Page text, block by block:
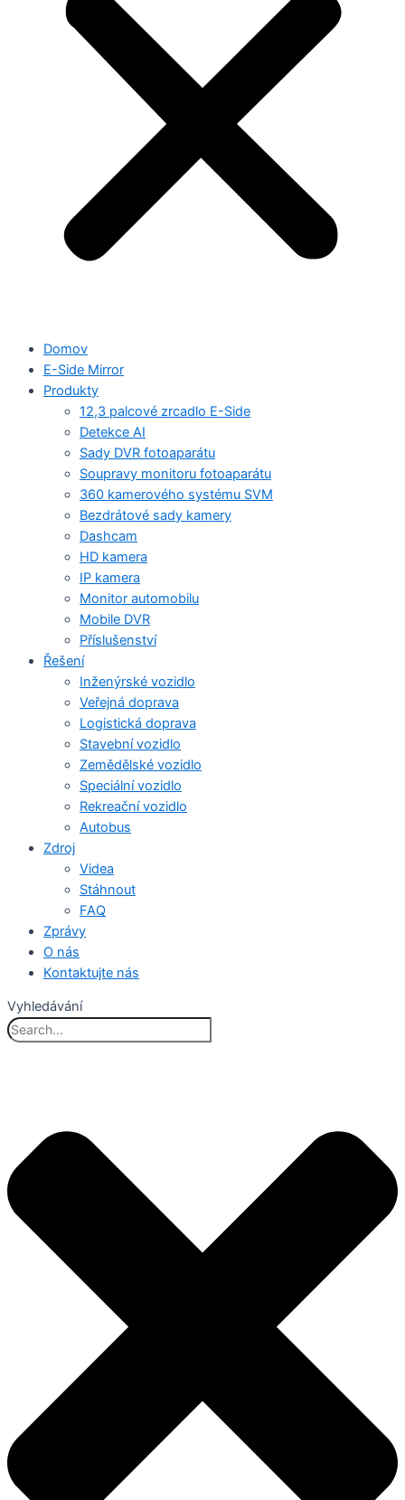
Domov
E-Side Mirror
Produkty
12,3 palcové zrcadlo E-Side
Detekce AI
Sady DVR fotoaparátu
Soupravy monitoru fotoaparátu
360 kamerového systému SVM
Bezdrátové sady kamery
Dashcam
HD kamera
IP kamera
Monitor automobilu
Mobile DVR
Příslušenství
Řešení
Inženýrské vozidlo
Veřejná doprava
Logistická doprava
Stavební vozidlo
Zemědělské vozidlo
Speciální vozidlo
Rekreační vozidlo
Autobus
Zdroj
Videa
Stáhnout
FAQ
Zprávy
O nás
Kontaktujte nás
Vyhledávání